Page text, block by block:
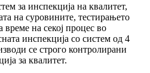
за инспекција на квалитет,
на суровините, тестирањето
време на секој процес во
инспекција со систем од 4
се строго контролирани
за квалитет.